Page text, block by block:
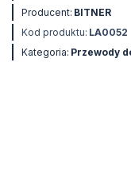
Producent: BITNER
Kod produktu: LA0052
Kategoria: Przewody